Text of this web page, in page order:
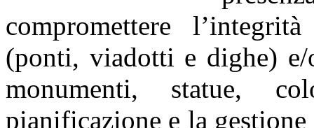
compromettere
(ponti, viadotti e dighe)
monumenti, statue,
pianificazione e la